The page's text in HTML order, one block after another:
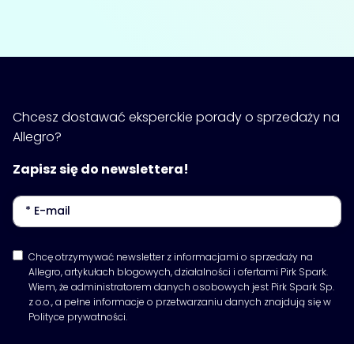
Chcesz dostawać eksperckie porady o sprzedaży na
Allegro?
Zapisz się do newslettera!
Chcę otrzymywać newsletter z informacjami o sprzedaży na
Allegro, artykułach blogowych, działalności i ofertami Pirk Spark.
Wiem, że administratorem danych osobowych jest Pirk Spark Sp.
z o.o., a pełne informacje o przetwarzaniu danych znajdują się w
Polityce prywatności.